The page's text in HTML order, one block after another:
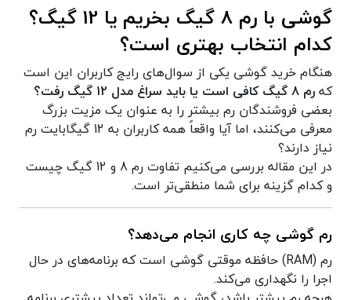
گوشی با رم 8 گیگ بخریم یا 12 گیگ؟
کدام انتخاب بهتری است؟
هنگام خرید گوشی یکی از سوال‌های رایج کاربران این است
کهرم 8 گیگ کافی است یا باید سراغ مدل 12 گیگ رفت؟
بعضی فروشندگان رم بیشتر را به عنوان یک مزیت بزرگ
معرفی می‌کنند، اما آیا واقعاً همه کاربران به 12 گیگابایت رم
نیاز دارند؟
در این مقاله بررسی می‌کنیم تفاوت رم 8 و 12 گیگ چیست
و کدام گزینه برای شما منطقی‌تر است.
رم گوشی چه کاری انجام می‌دهد؟
رم (RAM) حافظه موقتی گوشی است که برنامه‌های در حال
اجرا را نگهداری می‌کند.